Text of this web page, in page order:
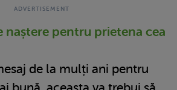
naștere pentru prietena cea
de la mulți ani pentru